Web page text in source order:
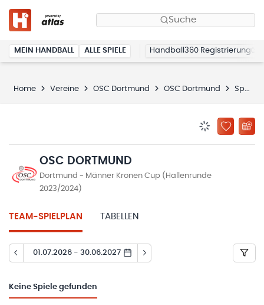
Suche
MEIN HANDBALL ALLE SPIELE Handball360 Registrierung
Home Vereine OSC Dortmund OSC Dortmund Spielplan
ZU
OSC DORTMUND
Dortmund - Männer Kronen Cup (Hallenrunde
2023/2024)
TEAM-SPIELPLAN TABELLEN
01.07.2026 - 30.06.2027
Keine Spiele gefunden